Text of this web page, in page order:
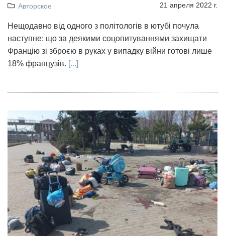
Авторское 21 апреля 2022 г.
Нещодавно від одного з політологів в ютубі почула
наступне: що за деякими соцопитуваннями захищати
Францію зі зброєю в руках у випадку війни готові лише
18% французів. [...]